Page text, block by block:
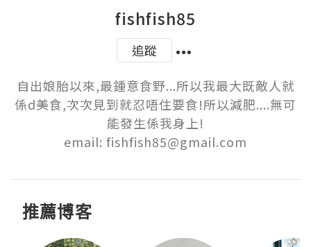
fishfish85
追蹤
自出娘胎以來,最鍾意食野...所以我最大既敵人就
係d美食,次次見到就忍唔住要食!所以減肥....無可
能發生係我身上!
email: fishfish85@gmail.com
推薦博客